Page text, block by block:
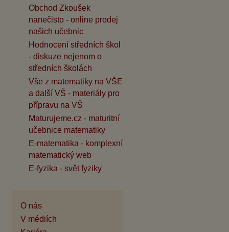
Obchod Zkoušek
nanečisto - online prodej
našich učebnic
Hodnocení středních škol
- diskuze nejenom o
středních školách
Vše z matematiky na VŠE
a další VŠ - materiály pro
přípravu na VŠ
Maturujeme.cz - maturitní
učebnice matematiky
E-matematika - komplexní
matematický web
E-fyzika - svět fyziky
O nás
V médiích